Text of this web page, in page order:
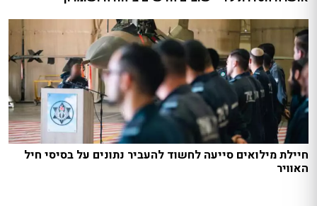
חיילת מילואים סייעה לחשוד להעביר נתונים על בסיסי חיל
האוויר